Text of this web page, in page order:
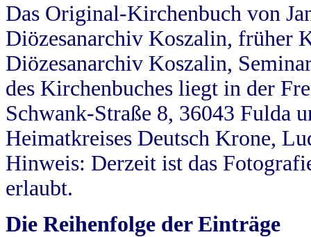
Das Original-Kirchenbuch von
Diözesanarchiv Koszalin, früher
Diözesanarchiv Koszalin,
des Kirchenbuches liegt in der
Schwank-Straße 8, 36043 Fulda
Heimatkreises Deutsch Krone,
Hinweis: Derzeit ist das
erlaubt.
Die Reihenfolge der Einträge